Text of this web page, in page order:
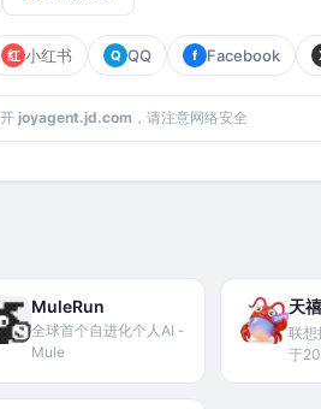
红 小红书 Q QQ f Facebook
joyagent.jd.com ，请注意网络安全
MuleRun
全球首个自进化个人AI -
Mule
天
联想
于